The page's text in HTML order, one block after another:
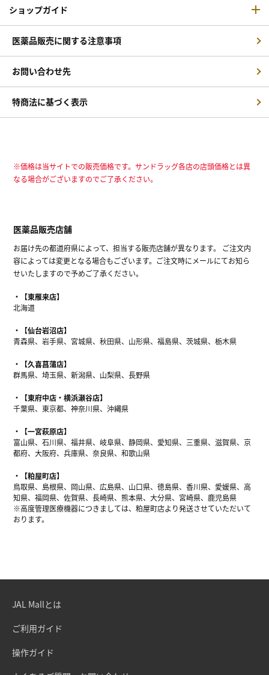
ショップガイド
医薬品販売に関する注意事項
お問い合わせ先
特商法に基づく表示
※価格は当サイトでの販売価格です。サンドラッグ各店の店頭価格とは異
なる場合がございますのでご了承ください。
医薬品販売店舗
お届け先の都道府県によって、担当する販売店舗が異なります。 ご注文内
容によっては変更となる場合もございます。ご注文時にメールにてお知ら
せいたしますので予めご了承ください。
【東雁来店】
北海道
【仙台岩沼店】
青森県、岩手県、宮城県、秋田県、山形県、福島県、茨城県、栃木県
【久喜菖蒲店】
群馬県、埼玉県、新潟県、山梨県、長野県
【東府中店・横浜瀬谷店】
千葉県、東京都、神奈川県、沖縄県
【一宮萩原店】
富山県、石川県、福井県、岐阜県、静岡県、愛知県、三重県、滋賀県、京
都府、大阪府、兵庫県、奈良県、和歌山県
【粕屋町店】
鳥取県、島根県、岡山県、広島県、山口県、徳島県、香川県、愛媛県、高
知県、福岡県、佐賀県、長崎県、熊本県、大分県、宮崎県、鹿児島県
※高度管理医療機器につきましては、粕屋町店より発送させていただいて
おります。
JAL Mallとは
ご利用ガイド
操作ガイド